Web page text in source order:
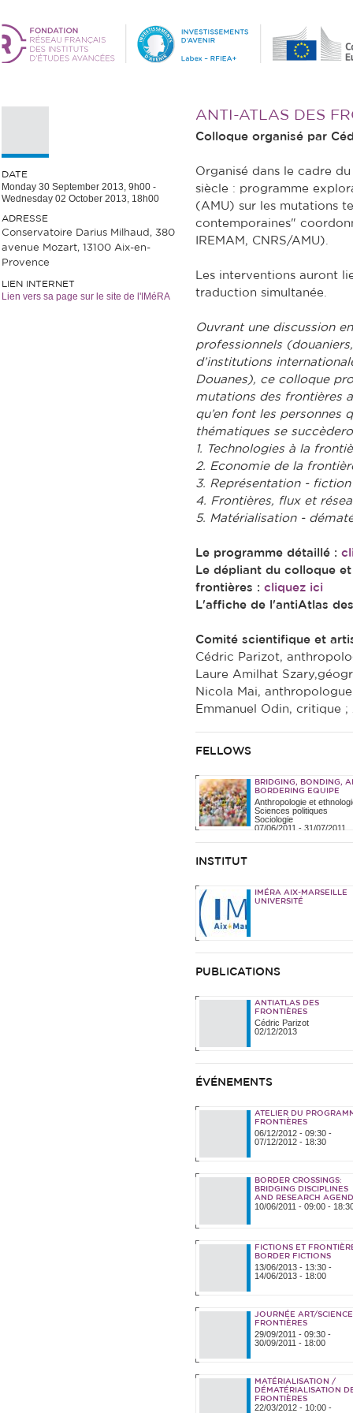
DATE
Monday 30 September 2013, 9h00 -
Wednesday 02 October 2013, 18h00
ADRESSE
Conservatoire Darius Milhaud, 380
avenue Mozart, 13100 Aix-en-
Provence
LIEN INTERNET
Lien vers sa page sur le site de l'IMéRA
ANTI-ATLAS DES
Colloque organisé par
Organisé dans le cadre
siècle : programme
(AMU) sur les mutations
contemporaines"
IREMAM, CNRS/AMU).
Les interventions auront
traduction simultanée.
Ouvrant une discussion
professionnels
d’institutions
Douanes), ce colloque
mutations des frontières
qu’en font les personnes
thématiques se
1. Technologies à la
2. Economie de la
3. Représentation -
4. Frontières, flux et
5. Matérialisation -
Le programme détaillé :
Le dépliant du colloque
frontières : cliquez ici
L'affiche de l'antiAtlas
Comité scientifique et
Cédric Parizot,
Laure Amilhat
Nicola Mai,
Emmanuel Odin, critique
FELLOWS
BRIDGING, BONDING,
BORDERING EQUIPE
Anthropologie et
Sciences politiques
Sociologie
07/06/2011 - 31/07/2011
INSTITUT
IMÉRA AIX-MARSEILLE
UNIVERSITÉ
PUBLICATIONS
ANTIATLAS DES
FRONTIÈRES
Cédric Parizot
02/12/2013
ÉVÉNEMENTS
ATELIER DU
FRONTIÈRES
06/12/2012 - 09:30-
07/12/2012 - 18:30
BORDER CROSSINGS:
BRIDGING DISCIPLINES
AND RESEARCH
10/06/2011 - 09:00-
FICTIONS ET
BORDER FICTIONS
13/06/2013 - 13:30-
14/06/2013 - 18:00
JOURNÉE ART/
FRONTIÈRES
29/09/2011 - 09:30-
30/09/2011 - 18:00
MATÉRIALISATION /
DÉMATÉRIALISATION
FRONTIÈRES
22/03/2012 - 10:00-